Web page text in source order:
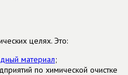
целях. Это:
материал;
по химической очистке